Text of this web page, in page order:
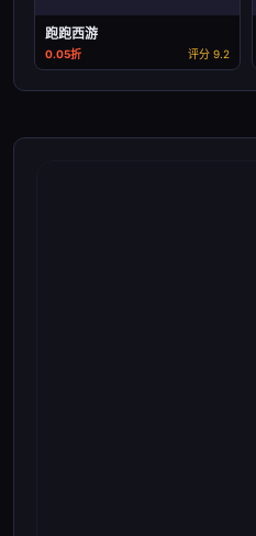
跑跑西游
0.05折 评分 9.2